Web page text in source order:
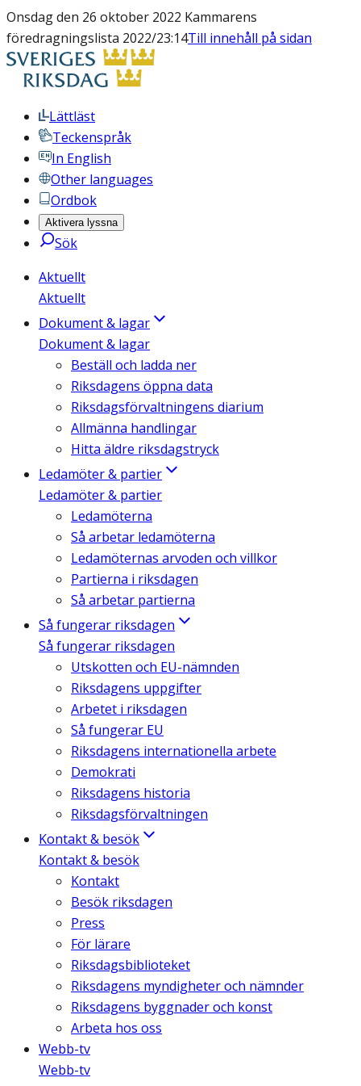
Onsdag den 26 oktober 2022 Kammarens
föredragningslista 2022/23:14Till innehåll på sidan
Lättläst
Teckenspråk
In English
Other languages
Ordbok
Aktivera lyssna
Sök
Aktuellt
Aktuellt
Dokument & lagar
Dokument & lagar
Beställ och ladda ner
Riksdagens öppna data
Riksdagsförvaltningens diarium
Allmänna handlingar
Hitta äldre riksdagstryck
Ledamöter & partier
Ledamöter & partier
Ledamöterna
Så arbetar ledamöterna
Ledamöternas arvoden och villkor
Partierna i riksdagen
Så arbetar partierna
Så fungerar riksdagen
Så fungerar riksdagen
Utskotten och EU-nämnden
Riksdagens uppgifter
Arbetet i riksdagen
Så fungerar EU
Riksdagens internationella arbete
Demokrati
Riksdagens historia
Riksdagsförvaltningen
Kontakt & besök
Kontakt & besök
Kontakt
Besök riksdagen
Press
För lärare
Riksdagsbiblioteket
Riksdagens myndigheter och nämnder
Riksdagens byggnader och konst
Arbeta hos oss
Webb-tv
Webb-tv